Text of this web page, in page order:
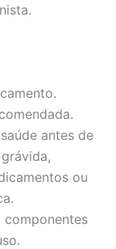
antes de
ou
componentes